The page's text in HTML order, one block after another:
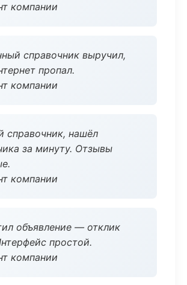
компании
справочник выручил,
пропал.
компании
справочник, нашёл
за минуту. Отзывы
компании
объявление — отклик
простой.
компании